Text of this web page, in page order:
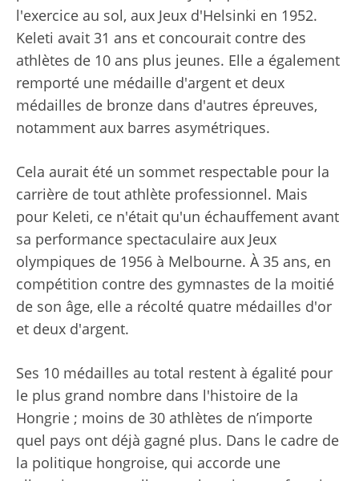
l'exercice au sol, aux Jeux d'Helsinki en 1952.
Keleti avait 31 ans et concourait contre des
athlètes de 10 ans plus jeunes. Elle a également
remporté une médaille d'argent et deux
médailles de bronze dans d'autres épreuves,
notamment aux barres asymétriques.
Cela aurait été un sommet respectable pour la
carrière de tout athlète professionnel. Mais
pour Keleti, ce n'était qu'un échauffement avant
sa performance spectaculaire aux Jeux
olympiques de 1956 à Melbourne. À 35 ans, en
compétition contre des gymnastes de la moitié
de son âge, elle a récolté quatre médailles d'or
et deux d'argent.
Ses 10 médailles au total restent à égalité pour
le plus grand nombre dans l'histoire de la
Hongrie ; moins de 30 athlètes de n’importe
quel pays ont déjà gagné plus. Dans le cadre de
la politique hongroise, qui accorde une